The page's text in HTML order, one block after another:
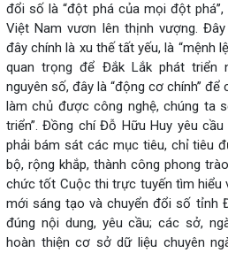
đổi số là “đột phá của mọi đột
Việt Nam vươn lên thịnh vượng.
đây chính là xu thế tất yếu, là “mệnh
quan trọng để Đắk Lắk phát triển
nguyên số, đây là “động cơ chính’’
làm chủ được công nghệ, chúng ta
triển”. Đồng chí Đỗ Hữu Huy yêu
phải bám sát các mục tiêu, chỉ tiêu
bộ, rộng khắp, thành công phong
chức tốt Cuộc thi trực tuyến tìm hiểu
mới sáng tạo và chuyển đổi số tỉnh
đúng nội dung, yêu cầu; các sở,
hoàn thiện cơ sở dữ liệu chuyên